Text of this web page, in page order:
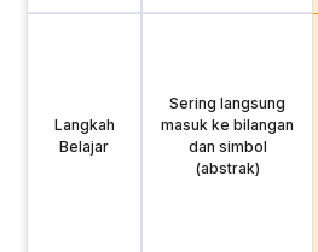
Langkah
Belajar
Sering langsung
masuk ke bilangan
dan simbol
(abstrak)